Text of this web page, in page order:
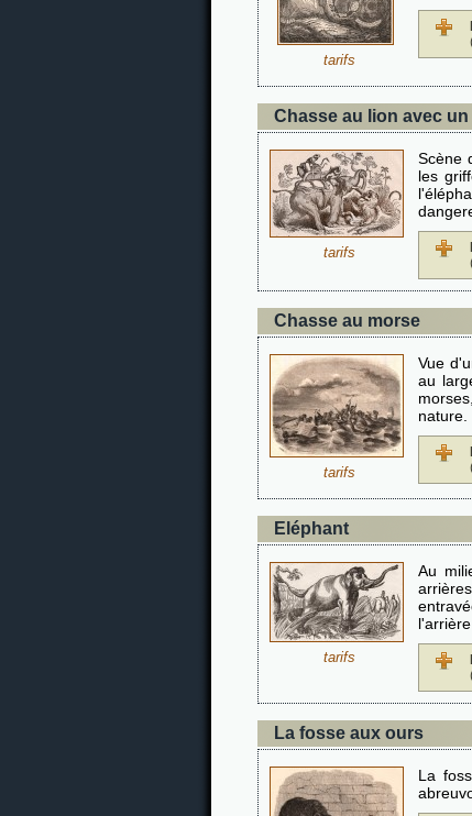
tarifs
Chasse au lion avec
tarifs
Scène
les
Chasse au morse
tarifs
Vue
au
nature.
Eléphant
tarifs
Au
La fosse aux ours
La